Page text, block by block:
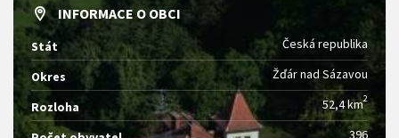
INFORMACE O OBCI
Stát Česká republika
Okres Žďár nad Sázavou
Rozloha 52,4 km2
396